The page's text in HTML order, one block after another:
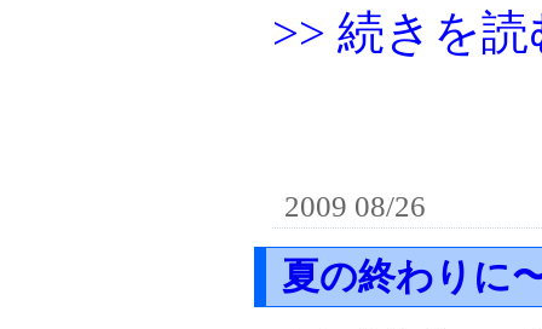
>> 続きを読
2009 08/26
夏の終わりに